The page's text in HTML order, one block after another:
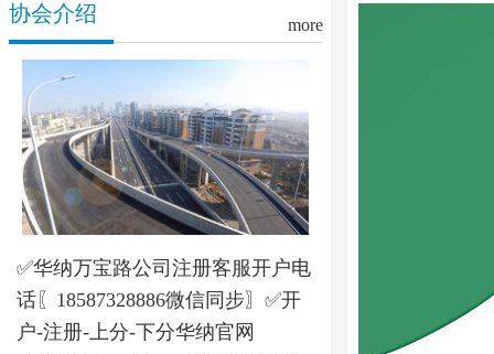
协会介绍 more
✅华纳万宝路公司注册客服开户电
话〖18587328886微信同步〗✅开
户-注册-上分-下分华纳官网
＜